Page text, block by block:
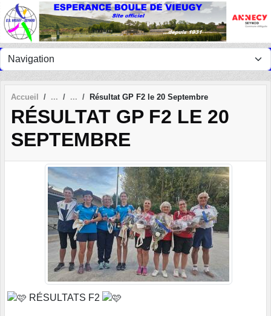
Accueil Résultat GP F2 le 20 Septembre
RÉSULTAT GP F2 LE 20
SEPTEMBRE
RÉSULTATS F2
Panneau de gestion des cookies